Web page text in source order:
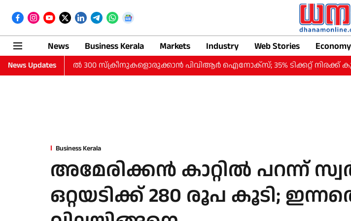
News Business Kerala Markets Industry Web Stories Economy
News Updates
ചെറുനഗരങ്ങളില്‍ 300 സ്‌ക്രീനുകളൊരുക്കാന്‍ പിവിആര്‍ ഐനോക്‌സ്; 35% ടിക്കറ്റ് നിരക്ക്
Business Kerala
അമേരിക്കന്‍ കാറ്റില്‍ പറന്ന്
ഒറ്റയടിക്ക് 280 രൂപ കൂടി;